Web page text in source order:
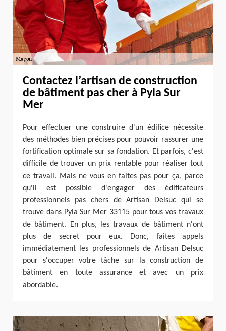
Contactez l’artisan de construction
de bâtiment pas cher à Pyla Sur
Mer
Pour effectuer une construire d'un édifice nécessite
des méthodes bien précises pour pouvoir rassurer une
fortification optimale sur sa fondation. Et parfois, c'est
difficile de trouver un prix rentable pour réaliser tout
ce travail. Mais ne vous en faites pas pour ça, parce
qu'il est possible d'engager des édificateurs
professionnels pas chers de Artisan Delsuc qui se
trouve dans Pyla Sur Mer 33115 pour tous vos travaux
de bâtiment. En plus, les travaux de bâtiment n'ont
plus de secret pour eux. Donc, faites appels
immédiatement les professionnels de Artisan Delsuc
pour s'occuper votre tâche sur la construction de
bâtiment en toute assurance et avec un prix
abordable.